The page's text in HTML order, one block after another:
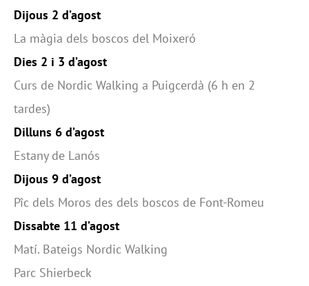
Dijous 2 d’agost
La màgia dels boscos del Moixeró
Dies 2 i 3 d’agost
Curs de Nordic Walking a Puigcerdà (6 h en 2
tardes)
Dilluns 6 d’agost
Estany de Lanós
Dijous 9 d’agost
Pîc dels Moros des dels boscos de Font-Romeu
Dissabte 11 d’agost
Matí. Bateigs Nordic Walking
Parc Shierbeck